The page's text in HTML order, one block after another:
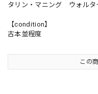
タリン・マニング ウォル
【condition】
古本並程度
この